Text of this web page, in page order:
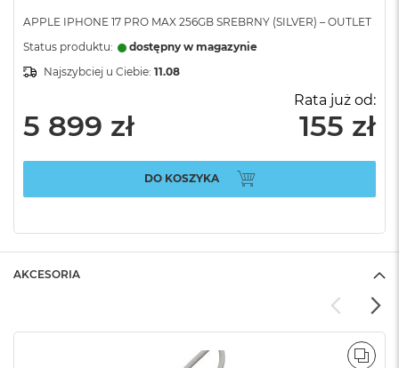
APPLE IPHONE 17 PRO MAX 256GB SREBRNY (SILVER) – OUTLET
Status produktu:
dostępny w magazynie
Najszybciej u Ciebie: 11.08
5 899 zł
Rata już od:
155 zł
DO KOSZYKA
AKCESORIA